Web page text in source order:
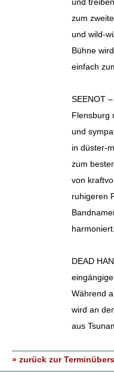
zum
und wild-
Bühne
einfach
SEENOT
Flensburg
und
in düster-
zum
von
ruhigeren
harmoniert.
DEAD
Während
wird an
aus
» zurück zur